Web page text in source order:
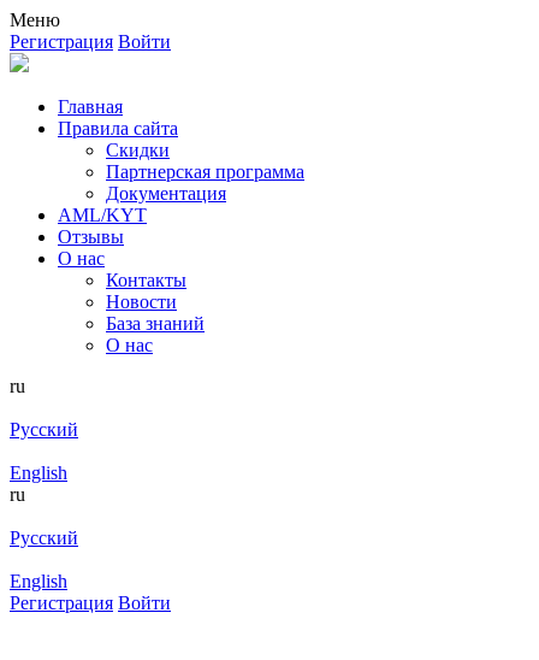
Меню
Регистрация Войти
Главная
Правила сайта
Скидки
Партнерская программа
Документация
AML/KYT
Отзывы
О нас
Контакты
Новости
База знаний
О нас
ru
Русский
English
ru
Русский
English
Регистрация Войти